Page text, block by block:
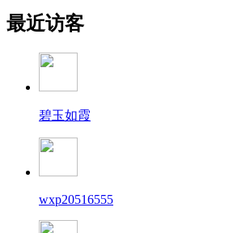
最近访客
碧玉如霞
wxp20516555